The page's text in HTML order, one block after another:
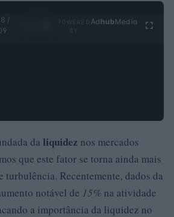
/
Ad hubMedia
da liquidez nos mercados
que este fator se torna ainda mais
turbulência. Recentemente, dados da
notável de 15% na atividade
a importância da liquidez no